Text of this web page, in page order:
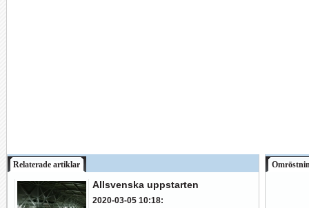
Relaterade artiklar
Allsvenska uppstarten
2020-03-05 10:18: